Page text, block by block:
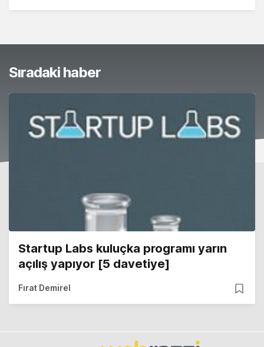
Sıradaki haber
Startup Labs kuluçka programı yarın
açılış yapıyor [5 davetiye]
Fırat Demirel